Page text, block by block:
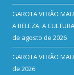
GAROTA VERÃO
A BELEZA, A
de agosto de 2026
GAROTA VERÃO
de 2026